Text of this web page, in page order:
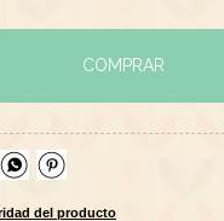
COMPRAR
del producto